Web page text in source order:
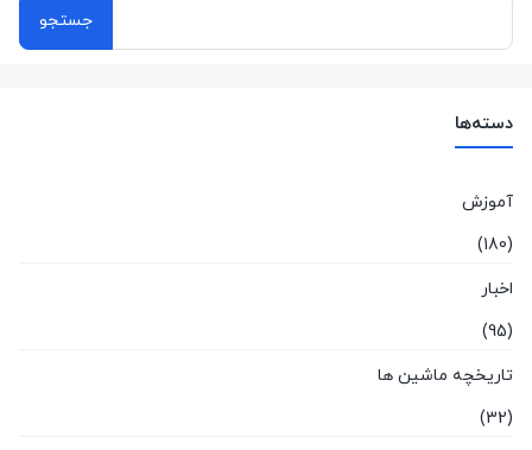
برای:
دسته‌ها
آموزش
(180)
اخبار
(95)
تاریخچه ماشین ها
(32)